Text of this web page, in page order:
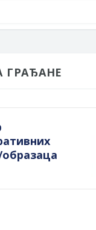
ГРАЂАНЕ